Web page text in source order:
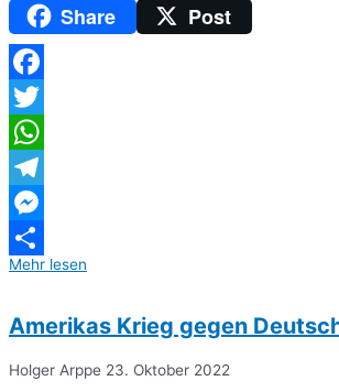
Share Post
Facebook
Twitter
WhatsApp
Telegram
Messenger
Teilen
Mehr lesen
Amerikas Krieg gegen
Holger Arppe 23. Oktober 2022